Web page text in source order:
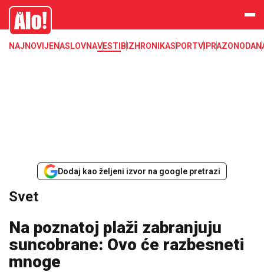
Svet, Ruske vesti, Planeta, Region
Alo
NAJNOVIJENASLOVNAVESTI BIZHRONIKASPORTVIPRAZONODA
Dodaj kao željeni izvor na google pretrazi
Svet
Na poznatoj plaži zabranjuju
suncobrane: Ovo će razbesneti
mnoge